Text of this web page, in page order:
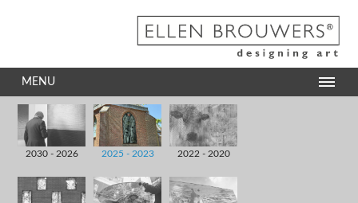
MENU
2030 - 2026 2025 - 2023 2022 - 2020